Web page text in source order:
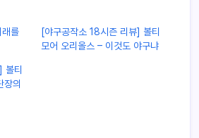
를
[야구공작소 18시즌 리뷰] 볼티
모어 오리올스 – 이것도 야구냐
볼티
장의